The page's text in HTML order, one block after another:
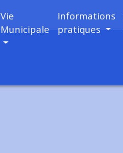
Vie
Municipale
Informations
pratiques